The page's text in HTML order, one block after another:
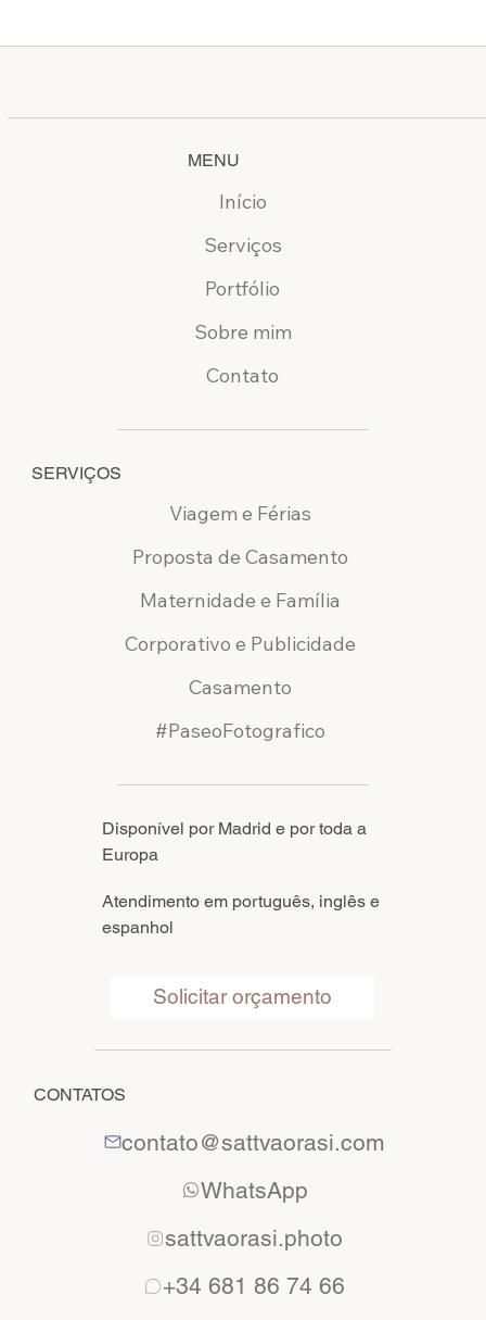
MENU
Início
Serviços
Portfólio
Sobre mim
Contato
SERVIÇOS
Viagem e Férias
Proposta de Casamento
Maternidade e Família
Corporativo e Publicidade
Casamento
#PaseoFotografico
Disponível por Madrid e por toda a
Europa
Atendimento em português, inglês e
espanhol
Solicitar orçamento
CONTATOS
contato@sattvaorasi.com
WhatsApp
+34 681 86 74 66
sattvaorasi.photo